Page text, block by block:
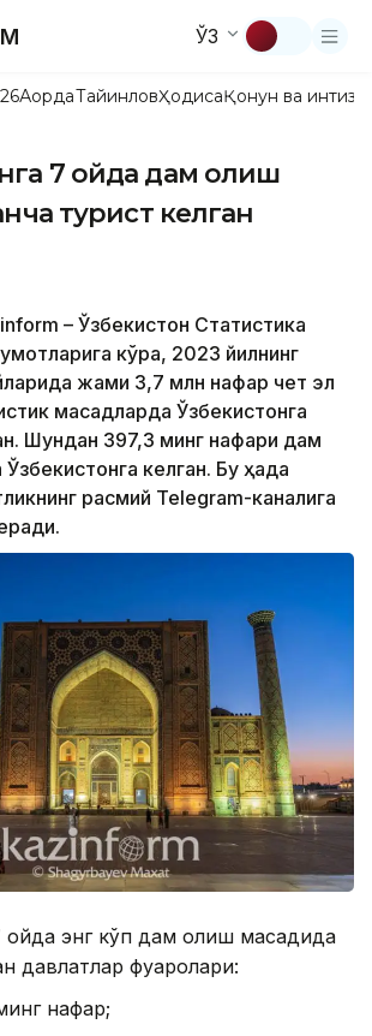
ЎЗ
АқордаТайинловҲодисаҚонун ва
7 ойда дам олиш
турист келган
– Ўзбекистон Статистика
кўра, 2023 йилнинг
жами 3,7 млн нафар чет эл
мақсадларда Ўзбекистонга
Шундан 397,3 минг нафари дам
келган. Бу ҳақда
расмий Telegram-каналига
ойда энг кўп дам олиш мақсадида
давлатлар фуқаролари:
нафар;